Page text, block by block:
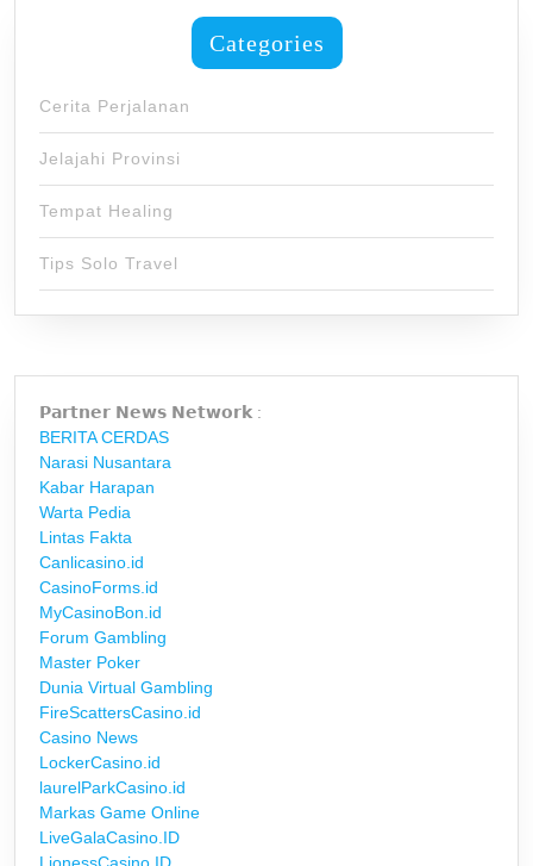
Categories
Cerita Perjalanan
Jelajahi Provinsi
Tempat Healing
Tips Solo Travel
𝗣𝗮𝗿𝘁𝗻𝗲𝗿 𝗡𝗲𝘄𝘀 𝗡𝗲𝘁𝘄𝗼𝗿𝗸 :
BERITA CERDAS
Narasi Nusantara
Kabar Harapan
Warta Pedia
Lintas Fakta
Canlicasino.id
CasinoForms.id
MyCasinoBon.id
Forum Gambling
Master Poker
Dunia Virtual Gambling
FireScattersCasino.id
Casino News
LockerCasino.id
laurelParkCasino.id
Markas Game Online
LiveGalaCasino.ID